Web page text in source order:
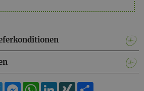
TwitterMessengerWhatsApp
LinkedIn
XING